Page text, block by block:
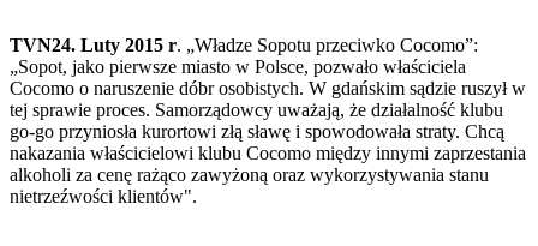
TVN24. Luty 2015 r. „Władze Sopotu przeciwko Cocomo”:
„Sopot, jako pierwsze miasto w Polsce, pozwało właściciela
Cocomo o naruszenie dóbr osobistych. W gdańskim sądzie ruszył w
tej sprawie proces. Samorządowcy uważają, że działalność klubu
go-go przyniosła kurortowi złą sławę i spowodowała straty. Chcą
nakazania właścicielowi klubu Cocomo między innymi zaprzestania
alkoholi za cenę rażąco zawyżoną oraz wykorzystywania stanu
nietrzeźwości klientów".